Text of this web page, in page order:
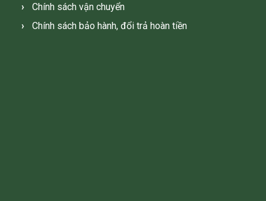
Chính sách vận chuyển
Chính sách bảo hành, đổi trả hoàn tiền